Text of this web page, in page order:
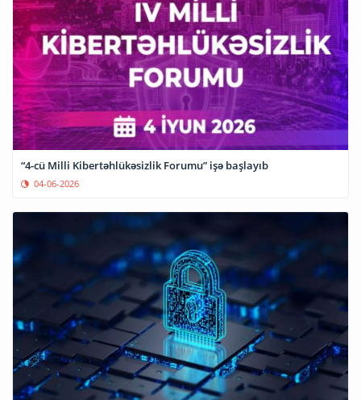
“4-cü Milli Kibertəhlükəsizlik Forumu” işə başlayıb
04-06-2026